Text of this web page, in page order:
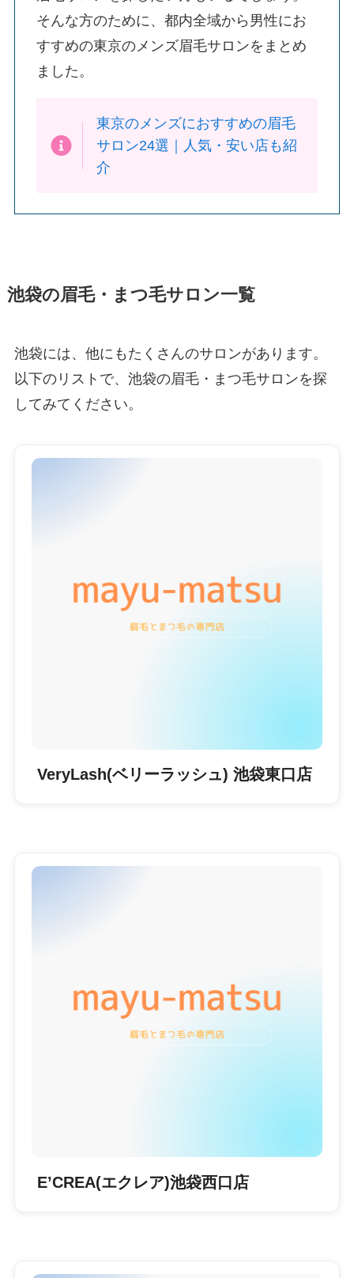
そんな方のために、都内全域から男性にお
すすめの東京のメンズ眉毛サロンをまとめ
ました。
東京のメンズにおすすめの眉毛
サロン24選｜人気・安い店も紹
介
池袋の眉毛・まつ毛サロン一覧
池袋には、他にもたくさんのサロンがあります。
以下のリストで、池袋の眉毛・まつ毛サロンを探
してみてください。
VeryLash(ベリーラッシュ) 池袋東口店
E’CREA(エクレア)池袋西口店